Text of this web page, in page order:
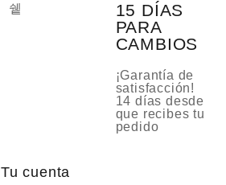
15 DÍAS
PARA
CAMBIOS
¡Garantía de
satisfacción!
14 días desde
que recibes tu
pedido
Tu cuenta